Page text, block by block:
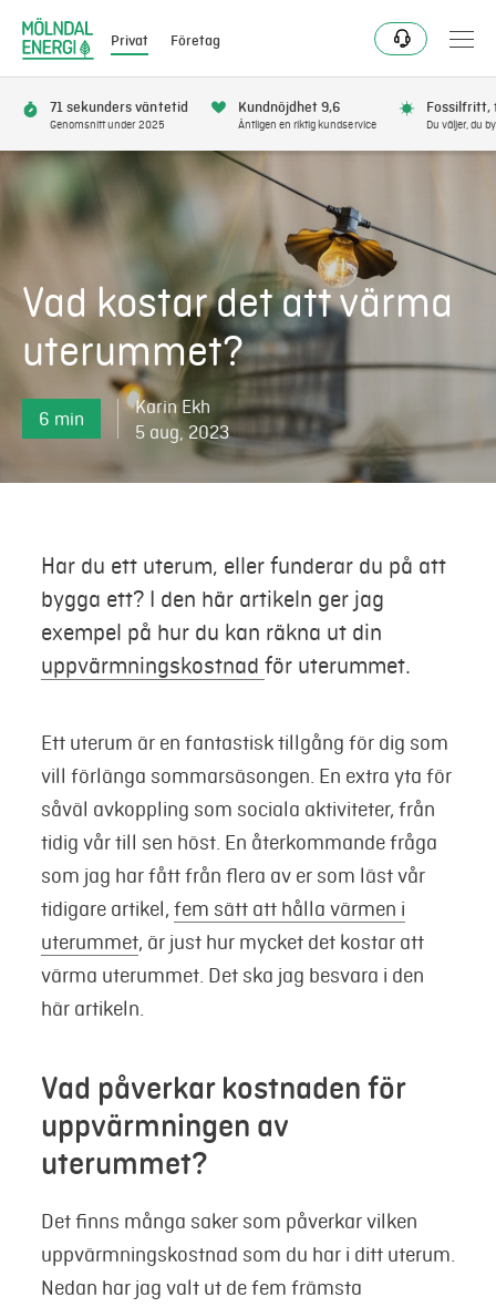
Privat Företag
Bli kund
Flytta
Förnya
Se avbrott
Få bonus
Elnät
Logga in
Mina sidor
71 sekunders väntetid
Genomsnitt under 2025
Kundnöjdhet 9,6
Äntligen en riktig kundservice
Fossilfritt,
Du väljer, du
Vad kostar det att värma
uterummet?
6 min
Karin Ekh
5 aug, 2023
Har du ett uterum, eller funderar du på att
bygga ett? I den här artikeln ger jag
exempel på hur du kan räkna ut din
uppvärmningskostnad för uterummet.
Ett uterum är en fantastisk tillgång för dig som
vill förlänga sommarsäsongen. En extra yta för
såväl avkoppling som sociala aktiviteter, från
tidig vår till sen höst. En återkommande fråga
som jag har fått från flera av er som läst vår
tidigare artikel, fem sätt att hålla värmen i
uterummet, är just hur mycket det kostar att
värma uterummet. Det ska jag besvara i den
här artikeln.
Vad påverkar kostnaden för
uppvärmningen av
uterummet?
Det finns många saker som påverkar vilken
uppvärmningskostnad som du har i ditt uterum.
Nedan har jag valt ut de fem främsta